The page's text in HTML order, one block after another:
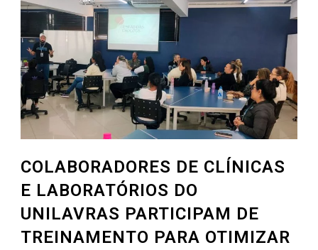
COLABORADORES DE CLÍNICAS
E LABORATÓRIOS DO
UNILAVRAS PARTICIPAM DE
TREINAMENTO PARA OTIMIZAR